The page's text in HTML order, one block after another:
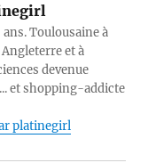
Toulousaine à
et à
devenue
et shopping-addicte
platinegirl